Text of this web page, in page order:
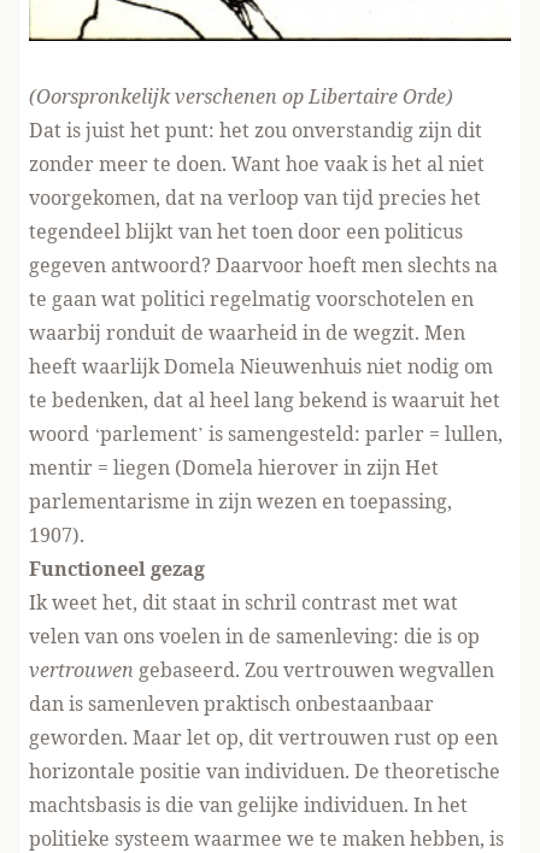
(Oorspronkelijk verschenen op Libertaire Orde)
Dat is juist het punt: het zou onverstandig zijn dit
zonder meer te doen. Want hoe vaak is het al niet
voorgekomen, dat na verloop van tijd precies het
tegendeel blijkt van het toen door een politicus
gegeven antwoord? Daarvoor hoeft men slechts na
te gaan wat politici regelmatig voorschotelen en
waarbij ronduit de waarheid in de wegzit. Men
heeft waarlijk Domela Nieuwenhuis niet nodig om
te bedenken, dat al heel lang bekend is waaruit het
woord ‘parlement’ is samengesteld: parler = lullen,
mentir = liegen (Domela hierover in zijn Het
parlementarisme in zijn wezen en toepassing,
1907).
Functioneel gezag
Ik weet het, dit staat in schril contrast met wat
velen van ons voelen in de samenleving: die is op
vertrouwen gebaseerd. Zou vertrouwen wegvallen
dan is samenleven praktisch onbestaanbaar
geworden. Maar let op, dit vertrouwen rust op een
horizontale positie van individuen. De theoretische
machtsbasis is die van gelijke individuen. In het
politieke systeem waarmee we te maken hebben, is